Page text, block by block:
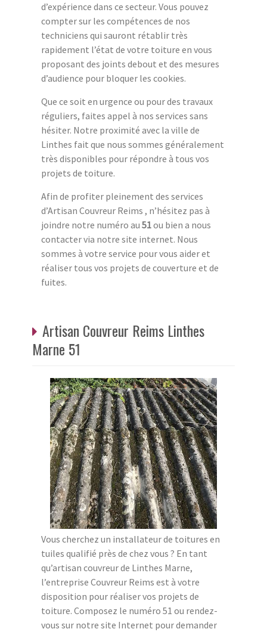
d’expérience dans ce secteur. Vous pouvez
compter sur les compétences de nos
techniciens qui sauront rétablir très
rapidement l’état de votre toiture en vous
proposant des joints debout et des mesures
d’audience pour bloquer les cookies.
Que ce soit en urgence ou pour des travaux
réguliers, faites appel à nos services sans
hésiter. Notre proximité avec la ville de
Linthes fait que nous sommes généralement
très disponibles pour répondre à tous vos
projets de toiture.
Afin de profiter pleinement des services
d’Artisan Couvreur Reims , n’hésitez pas à
joindre notre numéro au 51ou bien a nous
contacter via notre site internet. Nous
sommes à votre service pour vous aider et
réaliser tous vos projets de couverture et de
fuites.
Artisan Couvreur Reims Linthes
Marne 51
Vous cherchez un installateur de toitures en
tuiles qualifié près de chez vous ? En tant
qu’artisan couvreur de Linthes Marne,
l’entreprise Couvreur Reims est à votre
disposition pour réaliser vos projets de
toiture. Composez le numéro 51 ou rendez-
vous sur notre site Internet pour demander